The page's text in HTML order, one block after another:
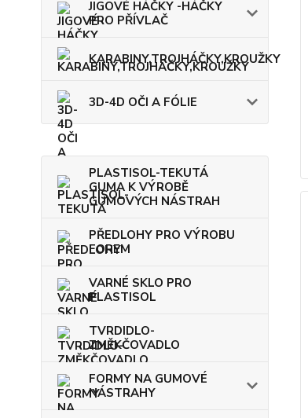
JIGOVÉ HÁČKY -HÁČKY
PRO PŘÍVLAČ
KARABINY,TROJHÁČKY,KROUŽKY
3D-4D OČI A FÓLIE
PLASTISOL-TEKUTÁ
GUMA K VÝROBĚ
GUMOVÝCH NÁSTRAH
PŘEDLOHY PRO VÝROBU
FOREM
VARNÉ SKLO PRO
PLASTISOL
TVRDIDLO-
ZMĚKČOVADLO
FORMY NA GUMOVÉ
NÁSTRAHY